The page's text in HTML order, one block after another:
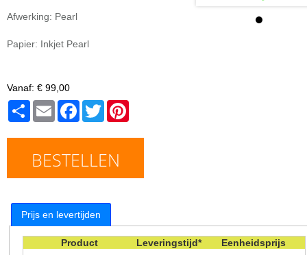
Afwerking: Pearl
Papier: Inkjet Pearl
Vanaf: € 99,00
Share Email Facebook
Twitter
BESTELLEN
Prijs en levertijden
Product Leveringstijd*
Eenheidsprijs